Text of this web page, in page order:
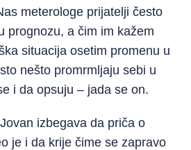
meterologe prijatelji često
prognozu, a čim im kažem
situacija osetim promenu u
nešto promrmljaju sebi u
i da opsuju – jada se on.
izbegava da priča o
je i da krije čime se zapravo